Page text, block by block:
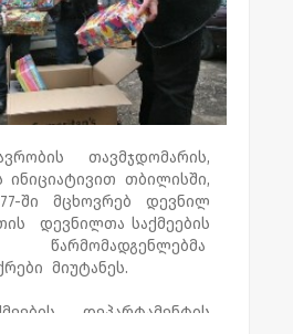
ორგანიზებით
კომპაქტურად
ობიექტში
ბავშვებმა მიიღეს
თავმჯდომარის,
ინიციატივით თბილისში,
ში მცხოვრებ დევნილ
დევნილთა საქმეების
წარმომადგენლებმა
მიუტანეს.
დეპარტამენტის